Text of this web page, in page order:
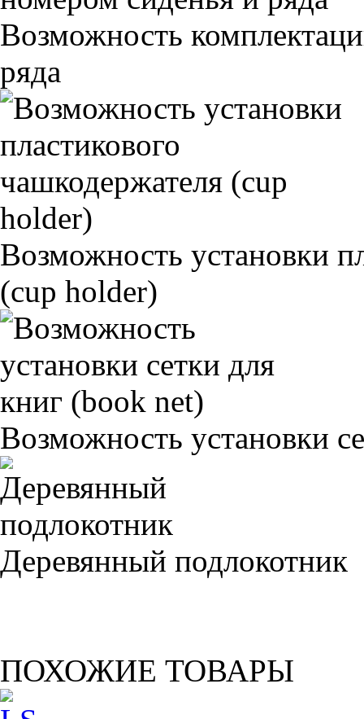
Возможность
ряда
Возможность установки
(cup holder)
Возможность установки
Деревянный подлокотник
ПОХОЖИЕ ТОВАРЫ